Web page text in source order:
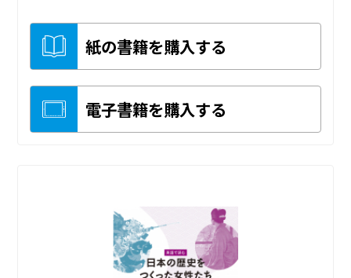
紙の書籍を購入する
電子書籍を購入する